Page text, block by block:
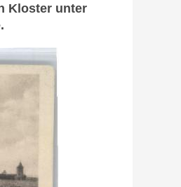
Kloster unter